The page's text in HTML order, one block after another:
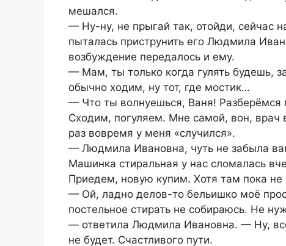
мешался.
— Ну-ну, не прыгай так, отойди, сейчас
пыталась приструнить его Людмила
возбуждение передалось и ему.
— Мам, ты только когда гулять будешь,
обычно ходим, ну тот, где мостик…
— Что ты волнуешься, Ваня!
Сходим, погуляем. Мне самой, вон, врач
раз вовремя у меня «случился».
— Людмила Ивановна, чуть не забыла
Машинка стиральная у нас сломалась
Приедем, новую купим. Хотя там пока не
— Ой, ладно делов-то бельишко моё
постельное стирать не собираюсь. Не
— ответила Людмила Ивановна. — Ну,
не будет. Счастливого пути.